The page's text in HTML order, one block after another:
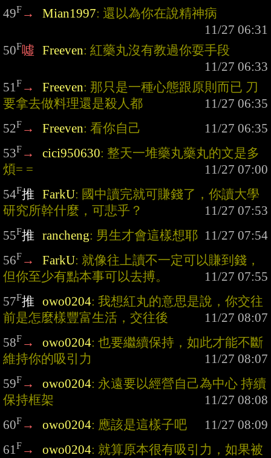
49F → Mian1997: 還以為你在說精神病
50F噓 Freeven: 紅藥丸沒有教過你耍手段
51F → Freeven: 那只是一種心態跟原則而已 刀
要拿去做料理還是殺人都
52F → Freeven: 看你自己
53F → cici950630: 整天一堆藥丸藥丸的文是多
煩= =
54F推 FarkU: 國中讀完就可賺錢了，你讀大學
研究所幹什麼，可悲乎？
55F推 rancheng: 男生才會這樣想耶
56F → FarkU: 就像往上讀不一定可以賺到錢，
但你至少有點本事可以去搏。
57F推 owo0204: 我想紅丸的意思是說，你交往
前是怎麼樣豐富生活，交往後
58F → owo0204: 也要繼續保持，如此才能不斷
維持你的吸引力
59F → owo0204: 永遠要以經營自己為中心 持續
保持框架
60F → owo0204: 應該是這樣子吧
61F → owo0204: 就算原本很有吸引力，如果被